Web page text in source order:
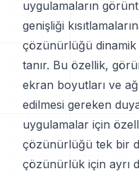
uygulamaların
genişliği
çözünürlüğü
tanır. Bu özellik,
ekran boyutları ve
edilmesi gereken
uygulamalar için
çözünürlüğü tek bir
çözünürlük için ayrı